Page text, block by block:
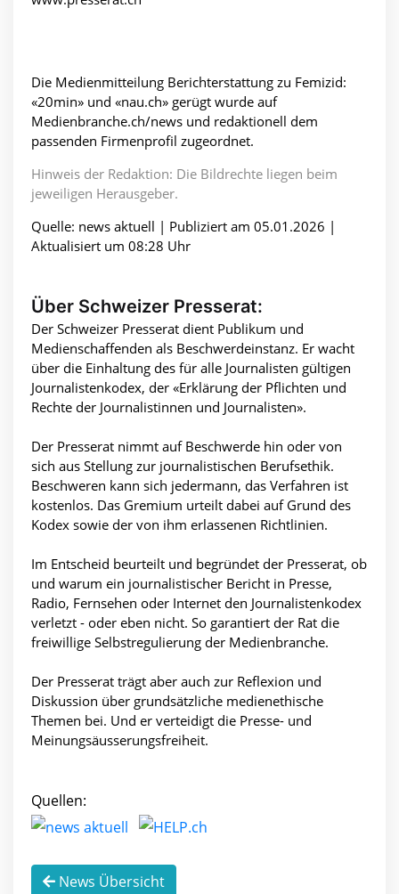
Die Medienmitteilung Berichterstattung zu Femizid:
«20min» und «nau.ch» gerügt wurde auf
Medienbranche.ch/news und redaktionell dem
passenden Firmenprofil zugeordnet.
Hinweis der Redaktion: Die Bildrechte liegen beim
jeweiligen Herausgeber.
Quelle: news aktuell | Publiziert am 05.01.2026 |
Aktualisiert um 08:28 Uhr
Über Schweizer Presserat:
Der Schweizer Presserat dient Publikum und
Medienschaffenden als Beschwerdeinstanz. Er wacht
über die Einhaltung des für alle Journalisten gültigen
Journalistenkodex, der «Erklärung der Pflichten und
Rechte der Journalistinnen und Journalisten».
Der Presserat nimmt auf Beschwerde hin oder von
sich aus Stellung zur journalistischen Berufsethik.
Beschweren kann sich jedermann, das Verfahren ist
kostenlos. Das Gremium urteilt dabei auf Grund des
Kodex sowie der von ihm erlassenen Richtlinien.
Im Entscheid beurteilt und begründet der Presserat, ob
und warum ein journalistischer Bericht in Presse,
Radio, Fernsehen oder Internet den Journalistenkodex
verletzt - oder eben nicht. So garantiert der Rat die
freiwillige Selbstregulierung der Medienbranche.
Der Presserat trägt aber auch zur Reflexion und
Diskussion über grundsätzliche medienethische
Themen bei. Und er verteidigt die Presse- und
Meinungsäusserungsfreiheit.
Quellen:
News Übersicht